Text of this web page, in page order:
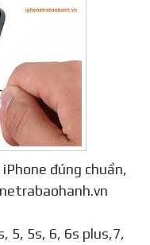
đúng chuẩn,
5, 5s, 6, 6s plus,7,